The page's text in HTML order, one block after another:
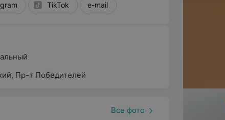
TikTok e-mail
, Пр-т Победителей
Все фото